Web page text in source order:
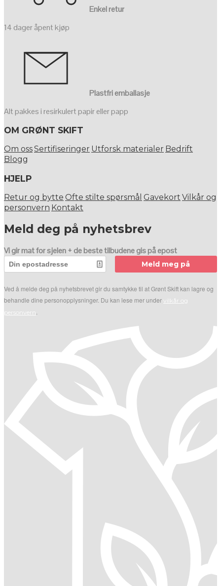
Enkel retur
14 dager åpent kjøp
Plastfri emballasje
Alt pakkes i resirkulert papir eller papp
OM GRØNT SKIFT
Om ossSertifiseringer Utforsk materialer Bedrift
Blogg
HJELP
Retur og bytte Ofte stilte spørsmål Gavekort Vilkår og
personvern Kontakt
Meld deg på nyhetsbrev
Vi gir mat for sjelen + de beste tilbudene gis på epost
Meld meg på
Ved å melde deg på nyhetsbrevet gir du samtykke til at Grønt Skift kan lagre og
behandle dine personopplysninger. Du kan lese mer under vilkår og
personvern